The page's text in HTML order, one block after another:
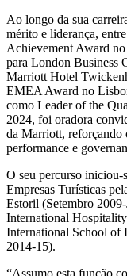
Ao longo da sua
mérito e liderança,
Achievement Award
para London Business
Marriott Hotel
EMEA Award no
como Leader of the
2024, foi oradora
da Marriott, reforçando
performance e
O seu percurso iniciou-
Empresas Turísticas
Estoril (Setembro
International
International School of
2014-15).
“Assumo esta função